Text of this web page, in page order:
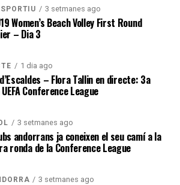
3 setmanes ago
Women’s Beach Volley First Round
– Dia 3
1 dia ago
– Flora Tallin en directe: 3a
Conference League
3 setmanes ago
andorrans ja coneixen el seu camí a la
ronda de la Conference League
3 setmanes ago